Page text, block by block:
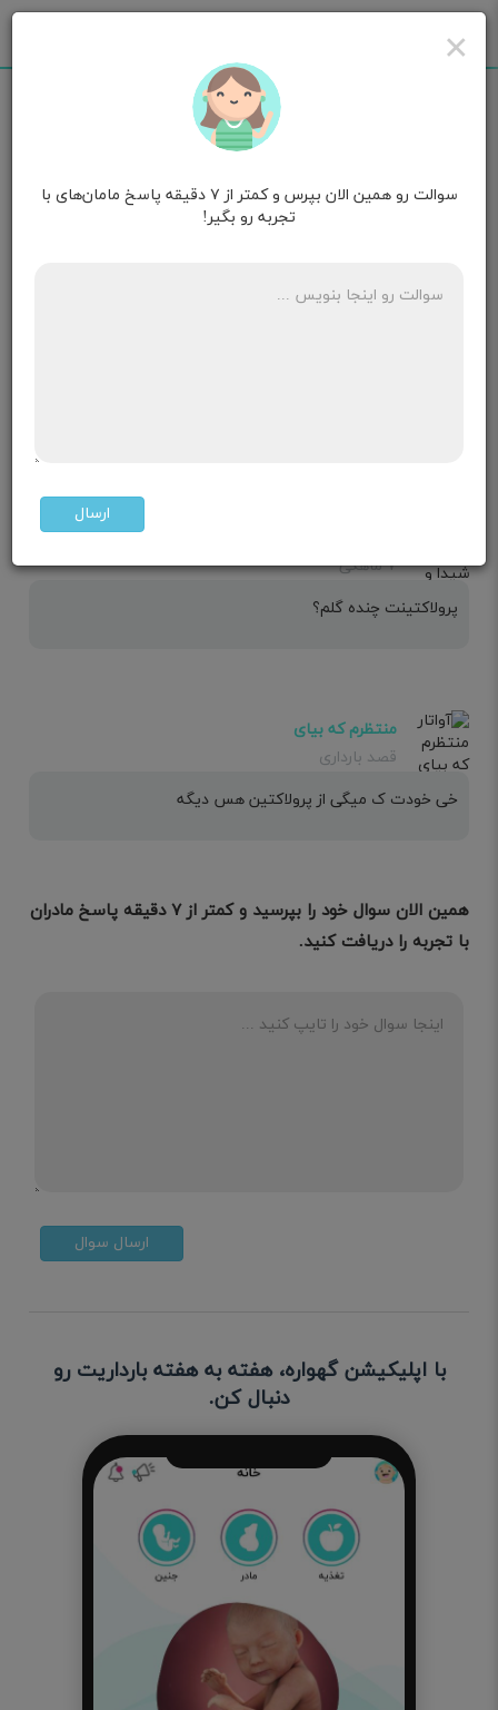
shayda قصد بارداری
خونم خیلی بالاست سه دوره قرص کابرلین یک خوردم خوب
۷ ماهگی
پرولاکتینت چنده گلم؟
منتظرم که بیای
قصد بارداری
خی خودت ک میگی از پرولاکتین هس دیگه
همین الان سوال خود را بپرسید و کمتر از ۷ دقیقه پاسخ مادران
با تجربه را دریافت کنید.
ارسال سوال
با اپلیکیشن گهواره، هفته به هفته بارداریت رو
دنبال کن.
×
سوالت رو همین الان بپرس و کمتر از ۷ دقیقه پاسخ مامان‌های با
تجربه رو بگیر!
ارسال